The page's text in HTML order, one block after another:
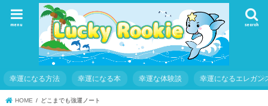
search
menu
幸運になる方法 幸運になる本 幸運な体験談 幸運になるエレガン
HOME どこまでも強運ノート